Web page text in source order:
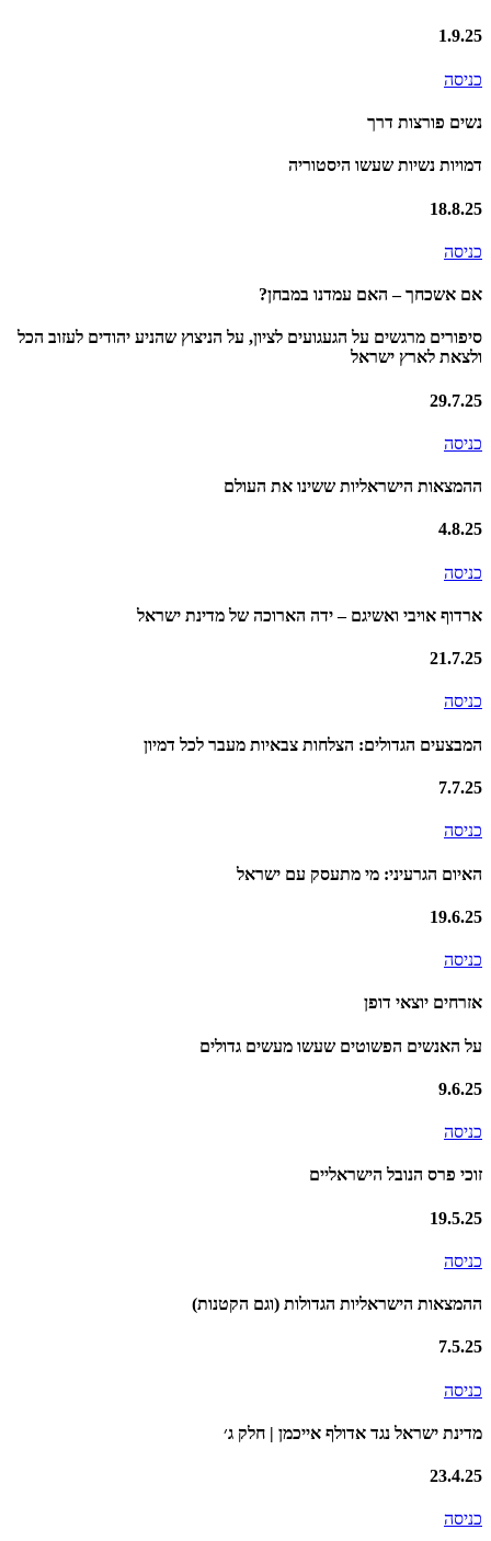
1.9.25
כניסה
נשים פורצות דרך
דמויות נשיות שעשו היסטוריה
18.8.25
כניסה
אם אשכחך – האם עמדנו במבחן?
סיפורים מרגשים על הגעגועים לציון, על הניצוץ שהניע יהודים לעזוב הכל
ולצאת לארץ ישראל
29.7.25
כניסה
ההמצאות הישראליות ששינו את העולם
4.8.25
כניסה
ארדוף אויבי ואשיגם – ידה הארוכה של מדינת ישראל
21.7.25
כניסה
המבצעים הגדולים: הצלחות צבאיות מעבר לכל דמיון
7.7.25
כניסה
האיום הגרעיני: מי מתעסק עם ישראל
19.6.25
כניסה
אזרחים יוצאי דופן
על האנשים הפשוטים שעשו מעשים גדולים
9.6.25
כניסה
זוכי פרס הנובל הישראליים
19.5.25
כניסה
ההמצאות הישראליות הגדולות (וגם הקטנות)
7.5.25
כניסה
מדינת ישראל נגד אדולף אייכמן | חלק ג׳
23.4.25
כניסה